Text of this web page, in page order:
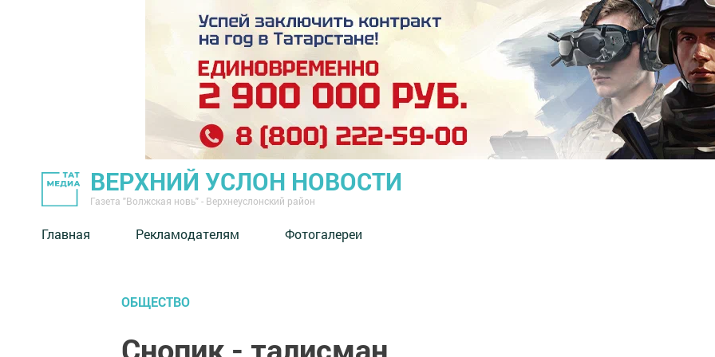
ВЕРХНИЙ УСЛОН НОВОСТИ
Газета "Волжская новь" - Верхнеуслонский район
Главная Рекламодателям Фотогалереи
ОБЩЕСТВО
Снопик - талисман